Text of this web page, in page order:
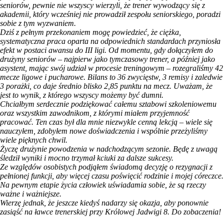
seniorów, pewnie nie wszyscy wierzyli, że trener wywodzący się z
akademii, który wcześniej nie prowadził zespołu seniorskiego, poradzi
sobie z tym wyzwaniem.
Dziś z pełnym przekonaniem mogę powiedzieć, że ciężka,
systematyczna praca oparta na odpowiednich standardach przyniosła
efekt w postaci awansu do III ligi. Od momentu, gdy dołączyłem do
drużyny seniorów – najpierw jako tymczasowy trener, a później jako
asystent, mając swój udział w procesie treningowym – rozegraliśmy 42
mecze ligowe i pucharowe. Bilans to 36 zwycięstw, 3 remisy i zaledwie
3 porażki, co daje średnio blisko 2,85 punktu na mecz. Uważam, że
jest to wynik, z którego wszyscy możemy być dumni.
Chciałbym serdecznie podziękować całemu sztabowi szkoleniowemu
oraz wszystkim zawodnikom, z którymi miałem przyjemność
pracować. Ten czas był dla mnie niezwykle cenną lekcją – wiele się
nauczyłem, zdobyłem nowe doświadczenia i wspólnie przeżyliśmy
wiele pięknych chwil.
Życzę drużynie powodzenia w nadchodzącym sezonie. Będę z uwagą
śledził wyniki i mocno trzymał kciuki za dalsze sukcesy.
Ze względów osobistych podjąłem świadomą decyzję o rezygnacji z
pełnionej funkcji, aby więcej czasu poświęcić rodzinie i mojej córeczce.
Na pewnym etapie życia człowiek uświadamia sobie, że są rzeczy
ważne i ważniejsze.
Wierzę jednak, że jeszcze kiedyś nadarzy się okazja, aby ponownie
zasiąść na ławce trenerskiej przy Królowej Jadwigi 8. Do zobaczenia!